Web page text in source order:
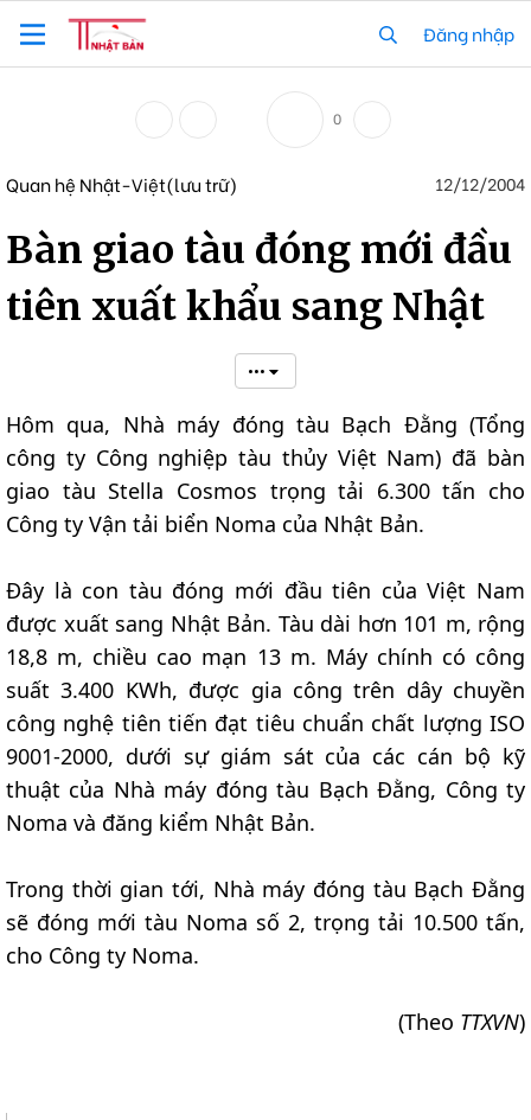
Đăng nhập
0
Quan hệ Nhật-Việt(lưu trữ) 12/12/2004
Bàn giao tàu đóng mới đầu
tiên xuất khẩu sang Nhật
•••
Hôm qua, Nhà máy đóng tàu Bạch Đằng (Tổng
công ty Công nghiệp tàu thủy Việt Nam) đã bàn
giao tàu Stella Cosmos trọng tải 6.300 tấn cho
Công ty Vận tải biển Noma của Nhật Bản.
Đây là con tàu đóng mới đầu tiên của Việt Nam
được xuất sang Nhật Bản. Tàu dài hơn 101 m, rộng
18,8 m, chiều cao mạn 13 m. Máy chính có công
suất 3.400 KWh, được gia công trên dây chuyền
công nghệ tiên tiến đạt tiêu chuẩn chất lượng ISO
9001-2000, dưới sự giám sát của các cán bộ kỹ
thuật của Nhà máy đóng tàu Bạch Đằng, Công ty
Noma và đăng kiểm Nhật Bản.
Trong thời gian tới, Nhà máy đóng tàu Bạch Đằng
sẽ đóng mới tàu Noma số 2, trọng tải 10.500 tấn,
cho Công ty Noma.
(Theo TTXVN)